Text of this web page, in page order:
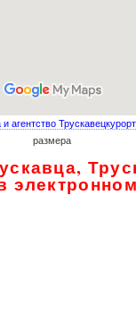
агентство Трускавецкурорт
размера